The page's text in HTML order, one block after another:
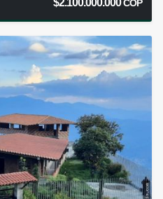
$2.100.000.000COP